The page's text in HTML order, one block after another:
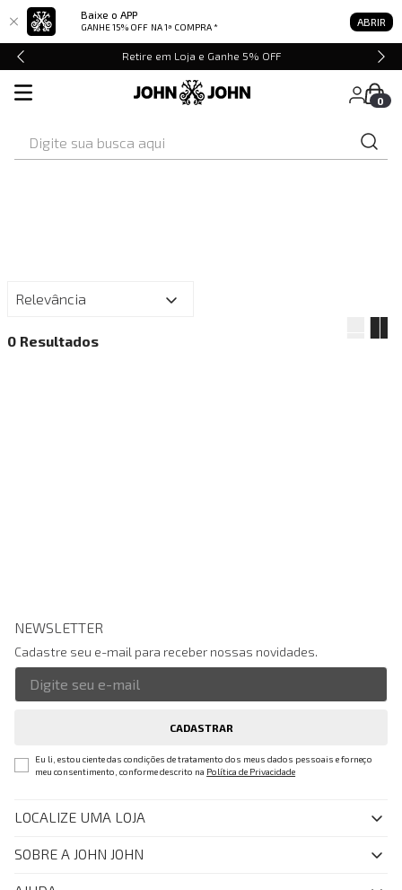
Baixe o APP
GANHE 15% OFF NA 1ª COMPRA * ABRIR
Retire em Loja e Ganhe 5% OFF
0
Relevância
0
NEWSLETTER
Cadastre seu e-mail para receber nossas novidades.
CADASTRAR
Eu li, estou ciente das condições de tratamento dos meus dados pessoais e forneço
meu consentimento, conforme descrito na Política de Privacidade
LOCALIZE UMA LOJA
SOBRE A JOHN JOHN
Quem Somos